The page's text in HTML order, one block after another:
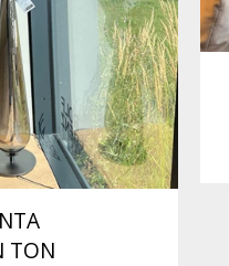
TON